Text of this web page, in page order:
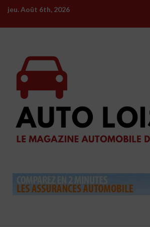
Skip
content
jeu. Août 6th, 2026